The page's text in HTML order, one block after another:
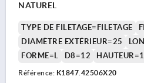
NATUREL
TYPE DE FILETAGE=FILETAGE
DIAMÈTRE EXTÉRIEUR=25
FORME=L
D8=12
Référence: K1847.42506X20